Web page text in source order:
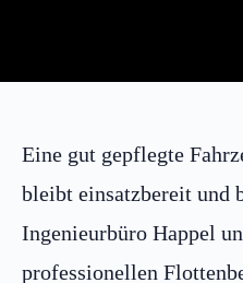
Eine gut gepflegte
bleibt einsatzbereit und
Ingenieurbüro Happel
professionellen